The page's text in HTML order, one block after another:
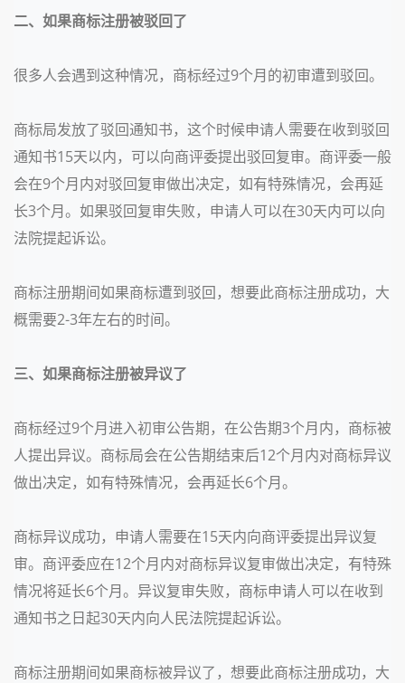
二、如果商标注册被驳回了
很多人会遇到这种情况，商标经过9个月的初审遭到驳回。
商标局发放了驳回通知书，这个时候申请人需要在收到驳回
通知书15天以内，可以向商评委提出驳回复审。商评委一般
会在9个月内对驳回复审做出决定，如有特殊情况，会再延
长3个月。如果驳回复审失败，申请人可以在30天内可以向
法院提起诉讼。
商标注册期间如果商标遭到驳回，想要此商标注册成功，大
概需要2-3年左右的时间。
三、如果商标注册被异议了
商标经过9个月进入初审公告期，在公告期3个月内，商标被
人提出异议。商标局会在公告期结束后12个月内对商标异议
做出决定，如有特殊情况，会再延长6个月。
商标异议成功，申请人需要在15天内向商评委提出异议复
审。商评委应在12个月内对商标异议复审做出决定，有特殊
情况将延长6个月。异议复审失败，商标申请人可以在收到
通知书之日起30天内向人民法院提起诉讼。
商标注册期间如果商标被异议了，想要此商标注册成功，大